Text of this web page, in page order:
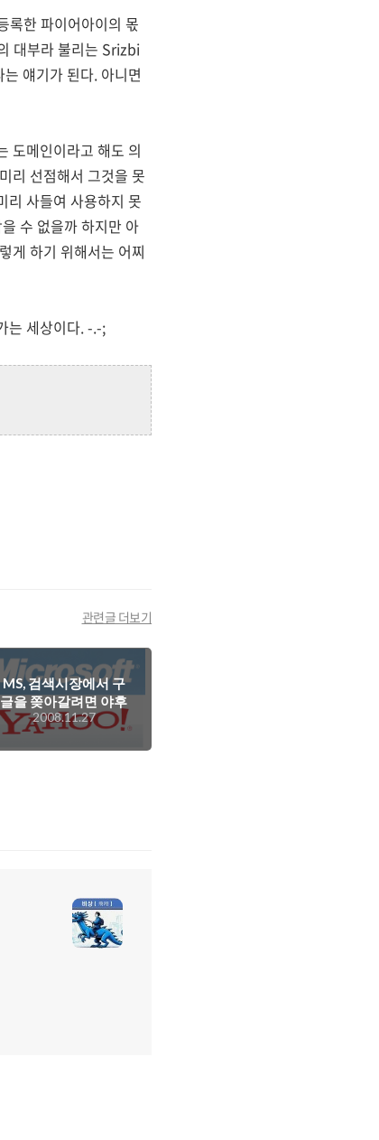
록한 파이어아이의 몫
대부라 불리는 Srizbi
얘기가 된다. 아니면
도메인이라고 해도 의
리 선점해서 그것을 못
리 사들여 사용하지 못
수 없을까 하지만 아
게 하기 위해서는 어찌
는 세상이다. -.-;
관련글 더보기
MS, 검색시장에서 구
글을 쫒아갈려면 야후
인수는 필수적인데...
2008.11.27